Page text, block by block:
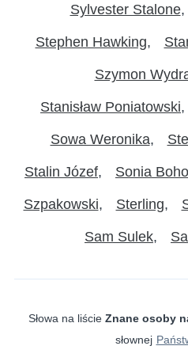
Sylvester Stalone
Stephen Hawking
Szymon
Stanisław Poniatowski
Sowa Weronika
Stalin Józef Sonia
Szpakowski Sterling
Sam Sulek
Słowa na liście Znane osoby
słownej